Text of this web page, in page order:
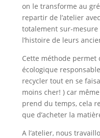
on le transforme au
repartir de l’atelier
totalement sur-
l’histoire de leurs
Cette méthode
écologique
recycler tout en se
moins cher! ) car
prend du temps, cela
que d’acheter la
A l’atelier, nous